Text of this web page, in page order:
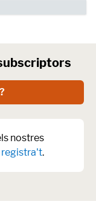
nostres
registra't.